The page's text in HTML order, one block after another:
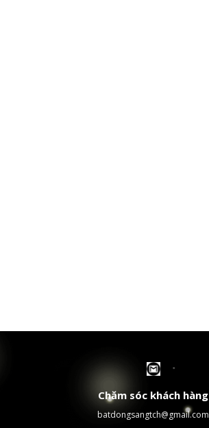
Chăm sóc khách hàng
batdongsangtch@gmail.com